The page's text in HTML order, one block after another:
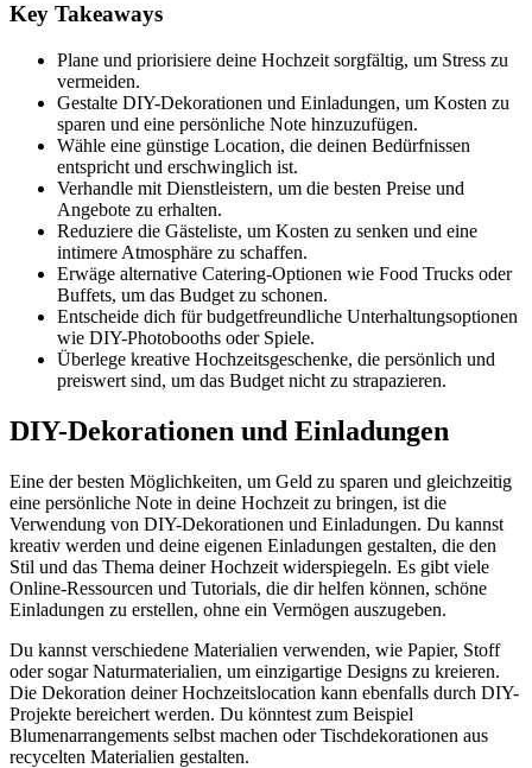
Key Takeaways
Plane und priorisiere deine Hochzeit sorgfältig, um Stress zu
vermeiden.
Gestalte DIY-Dekorationen und Einladungen, um Kosten zu
sparen und eine persönliche Note hinzuzufügen.
Wähle eine günstige Location, die deinen Bedürfnissen
entspricht und erschwinglich ist.
Verhandle mit Dienstleistern, um die besten Preise und
Angebote zu erhalten.
Reduziere die Gästeliste, um Kosten zu senken und eine
intimere Atmosphäre zu schaffen.
Erwäge alternative Catering-Optionen wie Food Trucks oder
Buffets, um das Budget zu schonen.
Entscheide dich für budgetfreundliche Unterhaltungsoptionen
wie DIY-Photobooths oder Spiele.
Überlege kreative Hochzeitsgeschenke, die persönlich und
preiswert sind, um das Budget nicht zu strapazieren.
DIY-Dekorationen und Einladungen
Eine der besten Möglichkeiten, um Geld zu sparen und gleichzeitig
eine persönliche Note in deine Hochzeit zu bringen, ist die
Verwendung von DIY-Dekorationen und Einladungen. Du kannst
kreativ werden und deine eigenen Einladungen gestalten, die den
Stil und das Thema deiner Hochzeit widerspiegeln. Es gibt viele
Online-Ressourcen und Tutorials, die dir helfen können, schöne
Einladungen zu erstellen, ohne ein Vermögen auszugeben.
Du kannst verschiedene Materialien verwenden, wie Papier, Stoff
oder sogar Naturmaterialien, um einzigartige Designs zu kreieren.
Die Dekoration deiner Hochzeitslocation kann ebenfalls durch DIY-
Projekte bereichert werden. Du könntest zum Beispiel
Blumenarrangements selbst machen oder Tischdekorationen aus
recycelten Materialien gestalten.